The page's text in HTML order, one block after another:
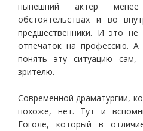
нынешний актер
обстоятельствах и во
предшественники. И это
отпечаток на профессию.
понять эту ситуацию
зрителю.
Современной драматургии,
похоже, нет. Тут и
Гоголе, который в